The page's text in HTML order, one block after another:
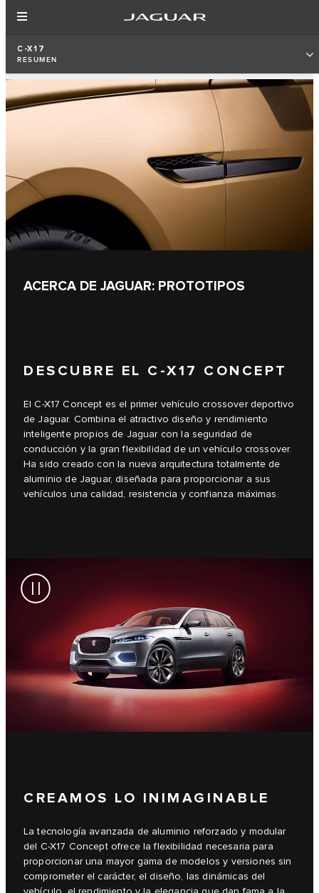
C-X17
RESUMEN
ACERCA DE JAGUAR: PROTOTIPOS
DESCUBRE EL C-X17 CONCEPT
El C-X17 Concept es el primer vehículo crossover deportivo
de Jaguar. Combina el atractivo diseño y rendimiento
inteligente propios de Jaguar con la seguridad de
conducción y la gran flexibilidad de un vehículo crossover.
Ha sido creado con la nueva arquitectura totalmente de
aluminio de Jaguar, diseñada para proporcionar a sus
vehículos una calidad, resistencia y confianza máximas.
CREAMOS LO INIMAGINABLE
La tecnología avanzada de aluminio reforzado y modular
del C-X17 Concept ofrece la flexibilidad necesaria para
proporcionar una mayor gama de modelos y versiones sin
comprometer el carácter, el diseño, las dinámicas del